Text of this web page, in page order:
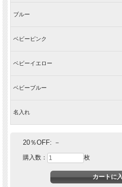
毎日つけるものだから着け心地の良さを
気にならない迷子札『ネームバンド』です
軽くてブラブラしないので着け心地はバ
てカチカチいうこともありません。ぶら
記入した連絡先は内側になるので、飼い
ちょっとした嬉しい工夫です。
お手持ちの首輪に合わせ易いようにカラ
うちの子に合う色があるはずです。
ブルー
ベビーピンク
ベビーイエロー
ベビーブルー
名入れ
20％OFF: －
購入数： 枚